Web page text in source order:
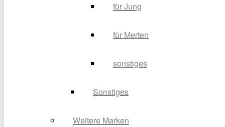
für Jung
für Merten
sonstiges
Sonstiges
Weitere Marken